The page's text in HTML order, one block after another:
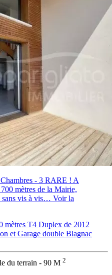
Chambres - 3 RARE ! A
mètres de la Mairie,
sans vis à vis… Voir la
T4 Duplex de 2012
et Garage double Blagnac
du terrain - 90 M 2